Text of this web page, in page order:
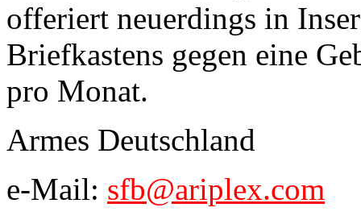
offeriert neuerdings in
Briefkastens gegen eine
pro Monat.
Armes Deutschland
e-Mail: sfb@ariplex.com